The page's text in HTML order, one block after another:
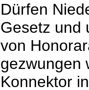
Dürfen
Gesetz und
von
gezwungen
Konnektor